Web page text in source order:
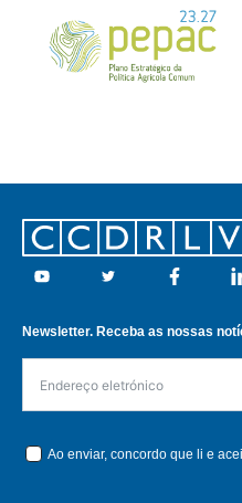
Footer
Youtube Twitter Facebook
Newsletter. Receba as nossas
Ao enviar, concordo que li e